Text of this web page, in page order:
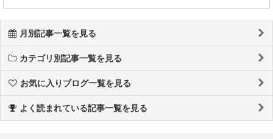
月別記事一覧を見る
カテゴリ別記事一覧を見る
お気に入りブログ一覧を見る
よく読まれている記事一覧を見る